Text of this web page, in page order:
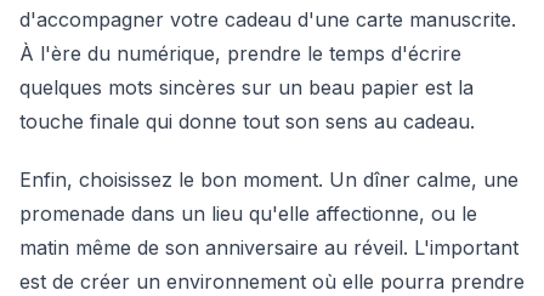
d'accompagner votre cadeau d'une carte manuscrite.
À l'ère du numérique, prendre le temps d'écrire
quelques mots sincères sur un beau papier est la
touche finale qui donne tout son sens au cadeau.
Enfin, choisissez le bon moment. Un dîner calme, une
promenade dans un lieu qu'elle affectionne, ou le
matin même de son anniversaire au réveil. L'important
est de créer un environnement où elle pourra prendre